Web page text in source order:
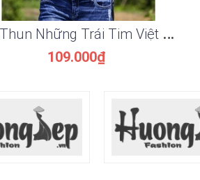
Á
o Thun Những Trái Tim Việt Nam TTVN03
109.000₫